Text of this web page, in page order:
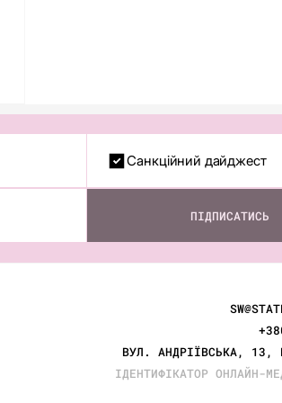
Санкційний дайджест
ПІДПИСАТИСЬ
ВУЛ. АНДРІЇВСЬКА, 13,
ІДЕНТИФІКАТОР ОНЛАЙН-